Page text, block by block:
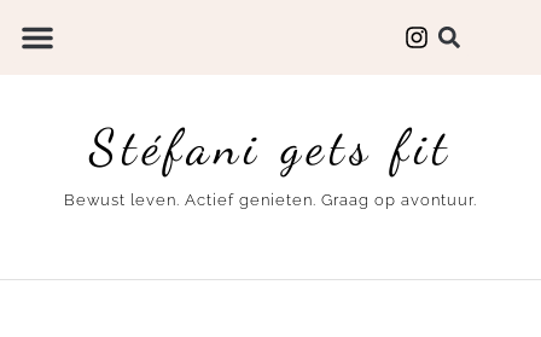
Stéfani gets fit
Bewust leven. Actief genieten. Graag op avontuur.